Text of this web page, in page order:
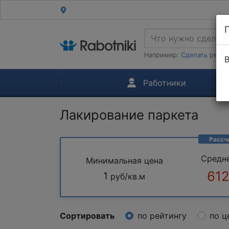
Например: Сделать
Работники
Лакирование паркета
Минимальная цена
1 руб/кв.м
Сортировать по рейтингу по